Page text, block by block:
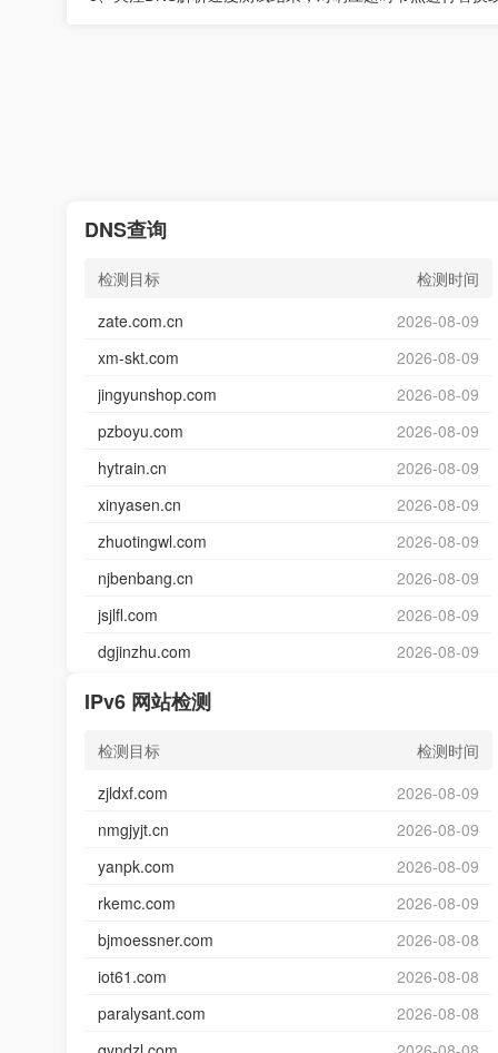
DNS查询
检测目标
检测时间
zate.com.cn
2026-08-09
xm-skt.com
2026-08-09
jingyunshop.com
2026-08-09
pzboyu.com
2026-08-09
hytrain.cn
2026-08-09
xinyasen.cn
2026-08-09
zhuotingwl.com
2026-08-09
njbenbang.cn
2026-08-09
jsjlfl.com
2026-08-09
dgjinzhu.com
2026-08-09
IPv6 网站检测
检测目标
检测时间
zjldxf.com
2026-08-09
nmgjyjt.cn
2026-08-09
yanpk.com
2026-08-09
rkemc.com
2026-08-09
bjmoessner.com
2026-08-08
iot61.com
2026-08-08
paralysant.com
2026-08-08